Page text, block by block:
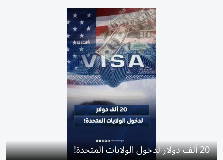
20 ألف دولار لدخول الولايات المتحدة!